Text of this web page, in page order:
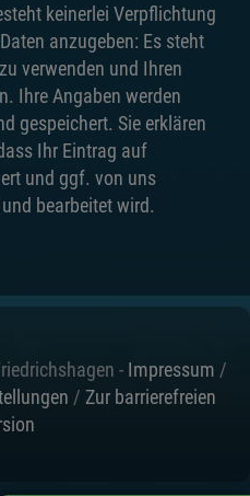
keinerlei Verpflichtung
anzugeben: Es steht
verwenden und Ihren
Ihre Angaben werden
gespeichert. Sie erklären
Ihr Eintrag auf
und ggf. von uns
bearbeitet wird.
- Impressum /
/ Zur barrierefreien